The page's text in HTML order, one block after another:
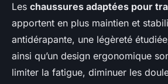
Les chaussures adaptées pour
apportent en plus maintien et
antidérapante, une légèreté
ainsi qu’un design ergonomique
limiter la fatigue, diminuer les